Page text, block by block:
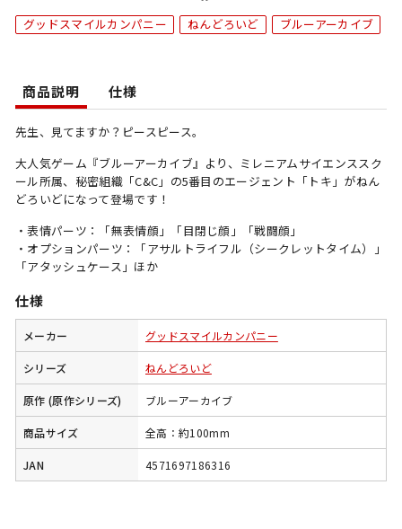
ア
ト
グッドスマイルカンパニー ねんどろいど ブルーアーカイブ
商品説明 仕様
先生、見てますか？ピースピース。
大人気ゲーム『ブルーアーカイブ』より、ミレニアムサイエンススク
ール所属、秘密組織「C&C」の5番目のエージェント「トキ」がねん
どろいどになって登場です！
・表情パーツ：「無表情顔」「目閉じ顔」「戦闘顔」
・オプションパーツ：「アサルトライフル（シークレットタイム）」
「アタッシュケース」ほか
仕様
メーカー グッドスマイルカンパニー
シリーズ ねんどろいど
原作 (原作シリーズ) ブルーアーカイブ
商品サイズ 全高：約100mm
JAN 4571697186316